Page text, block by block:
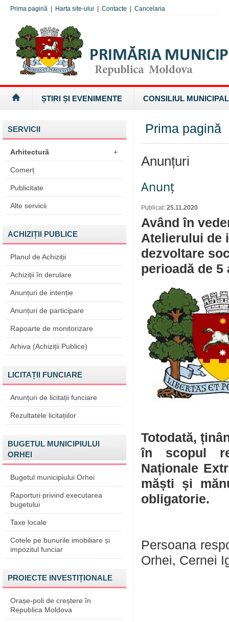
Prima pagină Harta site-ului Contacte Cancelaria
ȘTIRI ȘI EVENIMENTE CONSILIUL MUNICIPAL
SERVICII
Arhitectură +
Comerț
Publicitate
Alte servicii
ACHIZIȚII PUBLICE
Planul de Achiziții
Achiziții în derulare
Anunțuri de intenție
Anunțuri de participare
Rapoarte de monitorizare
Arhiva (Achiziții Publice)
LICITAȚII FUNCIARE
Anunțuri de licitații funciare
Rezultatele licitațiilor
BUGETUL MUNICIPIULUI
ORHEI
Bugetul municipiului Orhei
Raporturi privind executarea
bugetului
Taxe locale
Cotele pe bunurile imobiliare și
impozitul funciar
PROIECTE INVESTIȚIONALE
Orașe-poli de creștere în
Republica Moldova
Prima pagină
Anunțuri
Anunț
Publicat: 25.11.2020
Având în
Atelierului de
dezvoltare
perioadă de 5
Totodată,
în scopul
Naționale
măști și
obligatorie.
Persoana
Orhei, Cernei